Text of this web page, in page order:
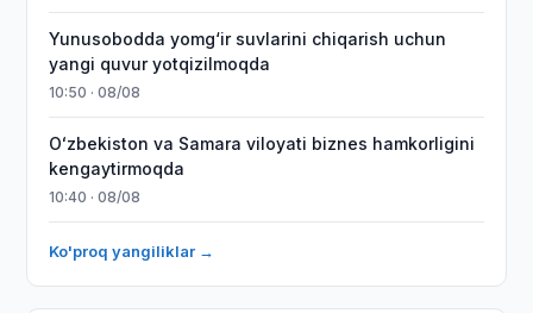
Yunusobodda yomg‘ir suvlarini chiqarish uchun
yangi quvur yotqizilmoqda
10:50 · 08/08
Oʻzbekiston va Samara viloyati biznes hamkorligini
kengaytirmoqda
10:40 · 08/08
Ko'proq yangiliklar →